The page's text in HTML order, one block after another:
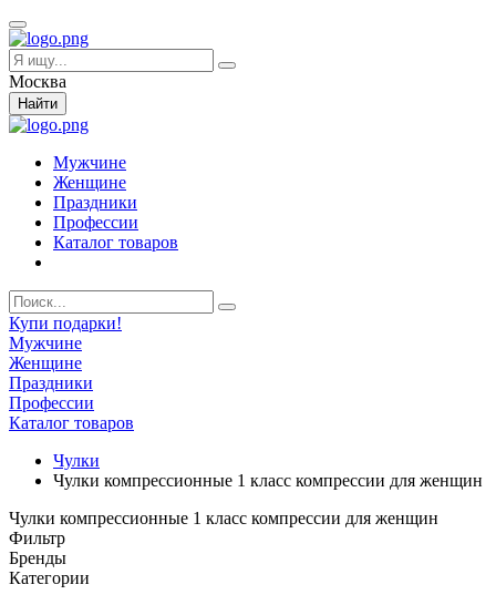
Москва
Найти
Мужчине
Женщине
Праздники
Профессии
Каталог товаров
Купи подарки!
Мужчине
Женщине
Праздники
Профессии
Каталог товаров
Чулки
Чулки компрессионные 1 класс компрессии для женщин
Чулки компрессионные 1 класс компрессии для женщин
Фильтр
Бренды
Категории